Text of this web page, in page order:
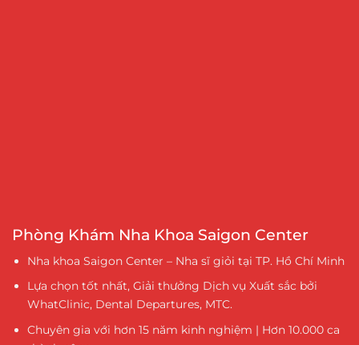
Phòng Khám Nha Khoa Saigon Center
Nha khoa Saigon Center – Nha sĩ giỏi tại TP. Hồ Chí Minh
Lựa chọn tốt nhất, Giải thưởng Dịch vụ Xuất sắc bởi
WhatClinic, Dental Departures, MTC.
Chuyên gia với hơn 15 năm kinh nghiệm | Hơn 10.000 ca